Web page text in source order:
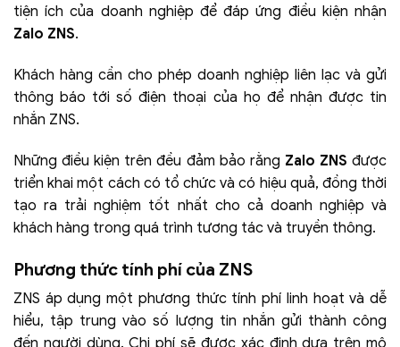
tiện ích của doanh nghiệp để đáp ứng điều kiện nhận
Zalo ZNS.
Khách hàng cần cho phép doanh nghiệp liên lạc và gửi
thông báo tới số điện thoại của họ để nhận được tin
nhắn ZNS.
Những điều kiện trên đều đảm bảo rằng Zalo ZNS được
triển khai một cách có tổ chức và có hiệu quả, đồng thời
tạo ra trải nghiệm tốt nhất cho cả doanh nghiệp và
khách hàng trong quá trình tương tác và truyền thông.
Phương thức tính phí của ZNS
ZNS áp dụng một phương thức tính phí linh hoạt và dễ
hiểu, tập trung vào số lượng tin nhắn gửi thành công